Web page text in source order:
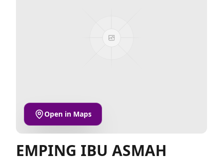
Open in Maps
EMPING IBU ASMAH